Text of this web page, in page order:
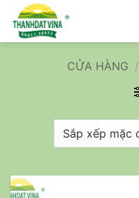
qua
nội
CỬA HÀNG /